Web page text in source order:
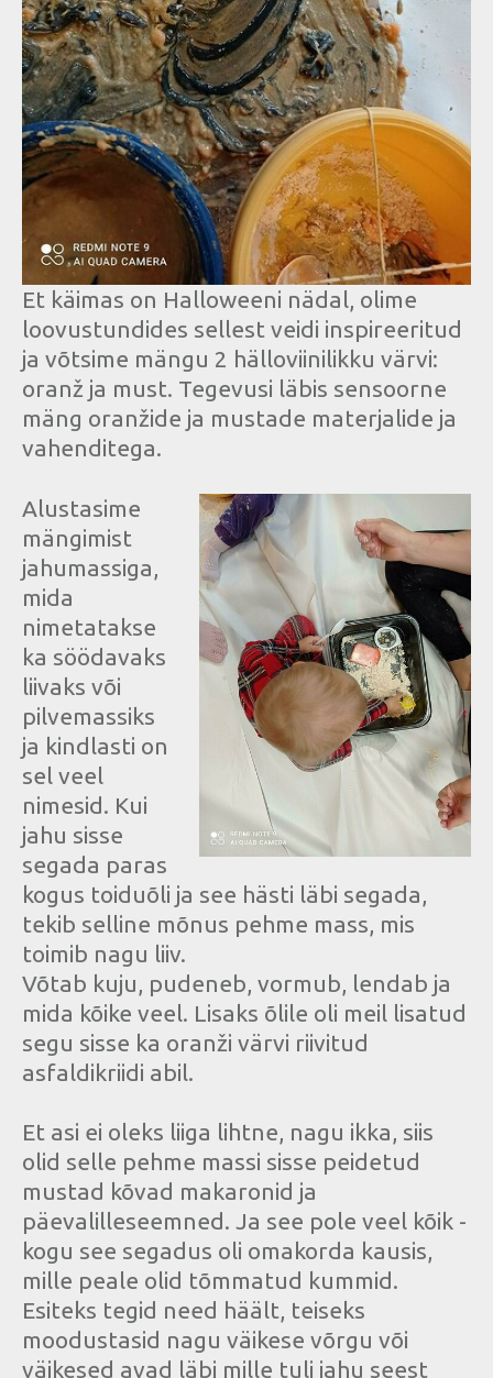
Et käimas on Halloweeni nädal, olime
loovustundides sellest veidi inspireeritud
ja võtsime mängu 2 hälloviinilikku värvi:
oranž ja must. Tegevusi läbis sensoorne
mäng oranžide ja mustade materjalide ja
vahenditega.
Alustasime
mängimist
jahumassiga,
mida
nimetatakse
ka söödavaks
liivaks või
pilvemassiks
ja kindlasti on
sel veel
nimesid. Kui
jahu sisse
segada paras
kogus toiduõli ja see hästi läbi segada,
tekib selline mõnus pehme mass, mis
toimib nagu liiv.
Võtab kuju, pudeneb, vormub, lendab ja
mida kõike veel. Lisaks õlile oli meil lisatud
segu sisse ka oranži värvi riivitud
asfaldikriidi abil.
Et asi ei oleks liiga lihtne, nagu ikka, siis
olid selle pehme massi sisse peidetud
mustad kõvad makaronid ja
päevalilleseemned. Ja see pole veel kõik -
kogu see segadus oli omakorda kausis,
mille peale olid tõmmatud kummid.
Esiteks tegid need häält, teiseks
moodustasid nagu väikese võrgu või
väikesed avad läbi mille tuli jahu seest